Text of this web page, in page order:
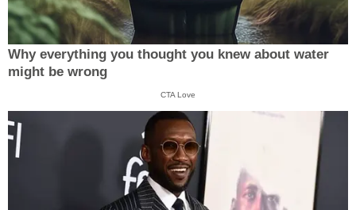
Why everything you thought you knew about water
might be wrong
CTA Love